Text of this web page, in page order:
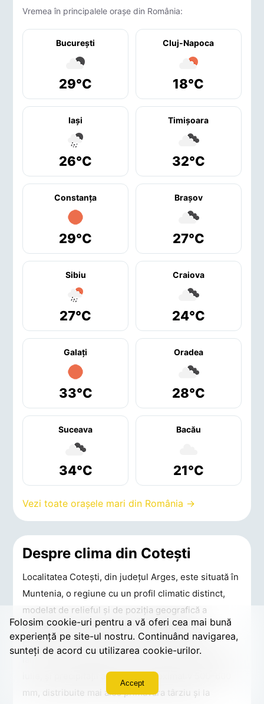
Vremea în principalele orașe din România:
București
29°C
Cluj-Napoca
18°C
Iaşi
26°C
Timişoara
32°C
Constanţa
29°C
Braşov
27°C
Sibiu
27°C
Craiova
24°C
Galaţi
33°C
Oradea
28°C
Suceava
34°C
Bacău
21°C
Vezi toate orașele mari din România →
Despre clima din Coteşti
Localitatea Coteşti, din județul Arges, este situată în
Muntenia, o regiune cu un profil climatic distinct,
modelat de relieful și de poziția geografică a
României. Clima din Coteşti este temperat-
continentală: ierni cu medii de -2 până la -4°C în
ianuarie, veri călduroase cu maxime de 28–32°C în
iulie, și precipitații anuale de aproximativ 500–600
mm, distribuite mai ales primăvara târziu și la
Folosim cookie-uri pentru a vă oferi cea mai bună
experiență pe site-ul nostru. Continuând navigarea,
sunteți de acord cu utilizarea cookie-urilor.
Accept